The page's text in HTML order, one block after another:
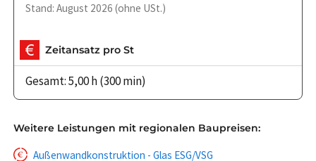
Stand: August 2026 (ohne USt.)
Zeitansatz pro St
Gesamt: 5,00 h (300 min)
Weitere Leistungen mit regionalen Baupreisen:
Außenwandkonstruktion - Glas ESG/VSG